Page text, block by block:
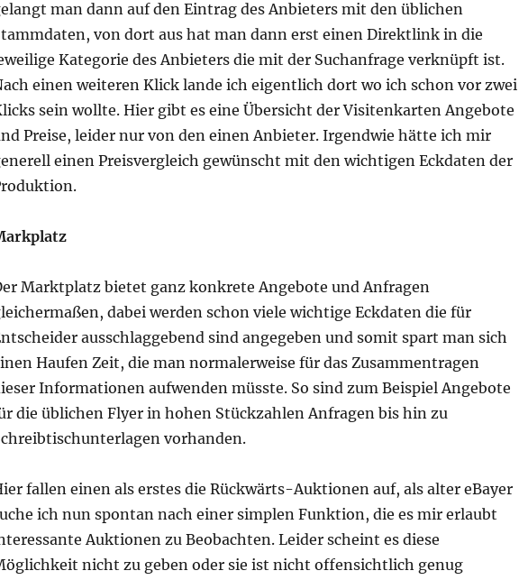
man dann auf den Eintrag des Anbieters mit den üblichen
von dort aus hat man dann erst einen Direktlink in die
Kategorie des Anbieters die mit der Suchanfrage verknüpft ist.
einen weiteren Klick lande ich eigentlich dort wo ich schon vor zwei
sein wollte. Hier gibt es eine Übersicht der Visitenkarten Angebote
Preise, leider nur von den einen Anbieter. Irgendwie hätte ich mir
einen Preisvergleich gewünscht mit den wichtigen Eckdaten der
Marktplatz bietet ganz konkrete Angebote und Anfragen
dabei werden schon viele wichtige Eckdaten die für
ausschlaggebend sind angegeben und somit spart man sich
Haufen Zeit, die man normalerweise für das Zusammentragen
Informationen aufwenden müsste. So sind zum Beispiel Angebote
die üblichen Flyer in hohen Stückzahlen Anfragen bis hin zu
vorhanden.
fallen einen als erstes die Rückwärts-Auktionen auf, als alter eBayer
ich nun spontan nach einer simplen Funktion, die es mir erlaubt
Auktionen zu Beobachten. Leider scheint es diese
nicht zu geben oder sie ist nicht offensichtlich genug